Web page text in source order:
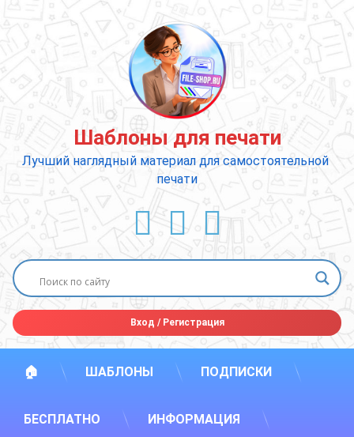
содержимому
Шаблоны для печати
Лучший наглядный материал для самостоятельной
печати
ВКонтакте
YouTube
E-mail
Вход /Регистрация
🏠 ШАБЛОНЫ ПОДПИСКИ
БЕСПЛАТНО ИНФОРМАЦИЯ